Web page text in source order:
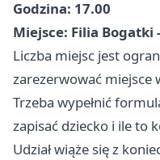
Godzina: 17.00
Miejsce: Filia Bogatki
Liczba miejsc jest
zarezerwować miejsce
Trzeba wypełnić
zapisać dziecko i ile to
Udział wiąże się z